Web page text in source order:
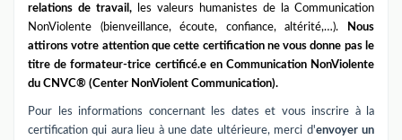
relations de travail, les valeurs humanistes de la Communication
NonViolente (bienveillance, écoute, confiance, altérité,…).
Nous
attirons votre attention que cette certification ne vous donne pas le
titre de formateur-trice certificé.e en Communication NonViolente
du CNVC® (Center NonViolent Communication).
Pour les informations concernant les dates et vous inscrire à la
certification qui aura lieu à une date ultérieure, merci d'envoyer un